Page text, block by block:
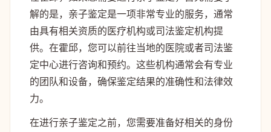
解的是，亲子鉴定是一项非常专业的服务，通常
由具有相关资质的医疗机构或司法鉴定机构提
供。在霍邱，您可以前往当地的医院或者司法鉴
定中心进行咨询和预约。这些机构通常会有专业
的团队和设备，确保鉴定结果的准确性和法律效
力。
在进行亲子鉴定之前，您需要准备好相关的身份